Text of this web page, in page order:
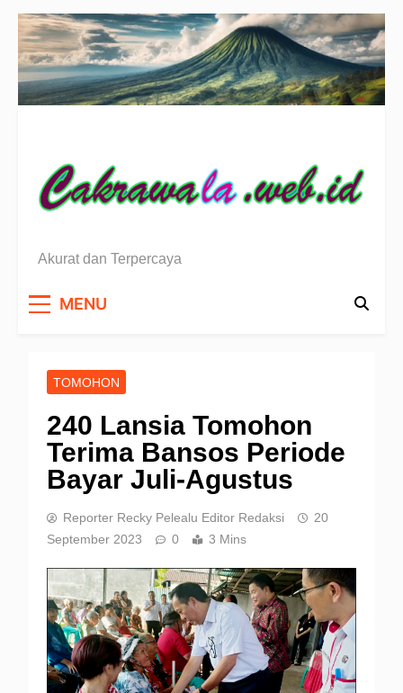
Skip
to
content
Berita Sulawesi Utara
Akurat dan Terpercaya
MENU
TOMOHON
240 Lansia Tomohon
Terima Bansos Periode
Bayar Juli-Agustus
Reporter Recky Pelealu Editor Redaksi
20
September 2023
0 3 Mins